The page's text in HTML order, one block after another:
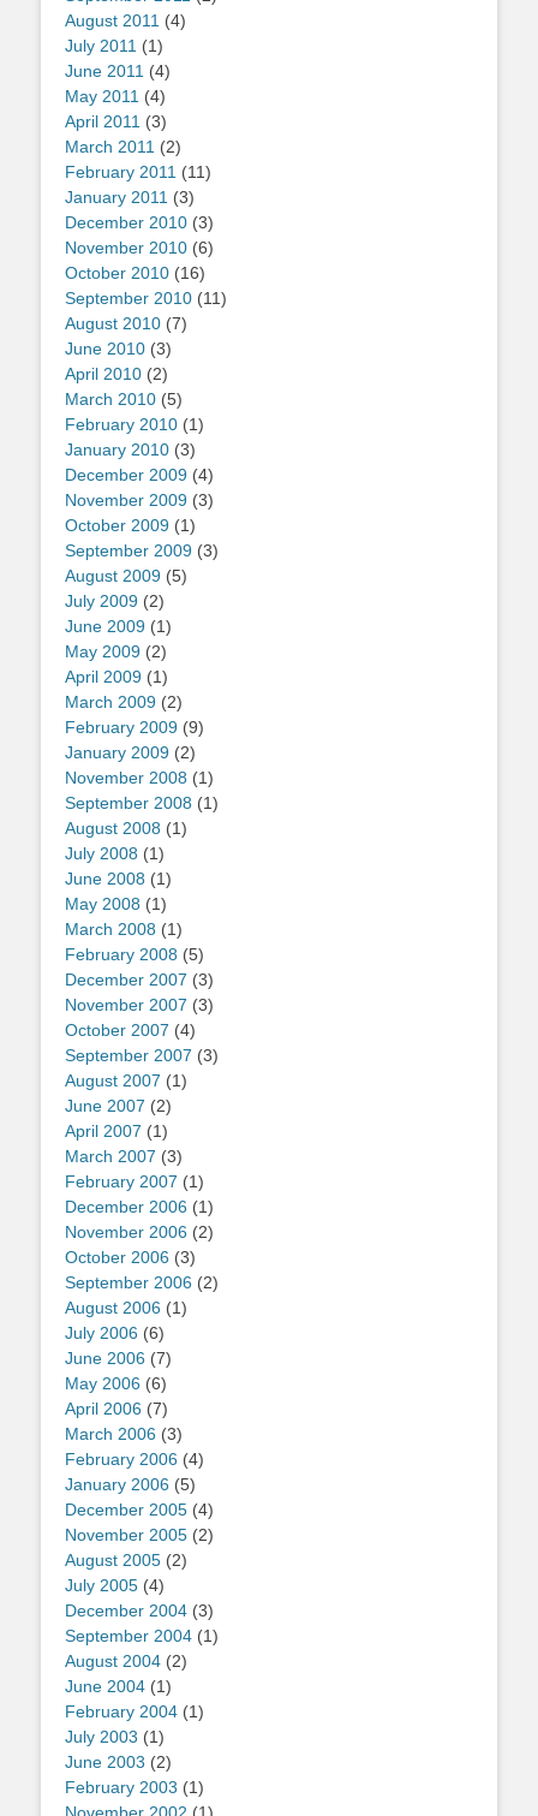
August 2011 (4)
July 2011 (1)
June 2011 (4)
May 2011 (4)
April 2011 (3)
March 2011 (2)
February 2011 (11)
January 2011 (3)
December 2010 (3)
November 2010 (6)
October 2010 (16)
September 2010 (11)
August 2010 (7)
June 2010 (3)
April 2010 (2)
March 2010 (5)
February 2010 (1)
January 2010 (3)
December 2009 (4)
November 2009 (3)
October 2009 (1)
September 2009 (3)
August 2009 (5)
July 2009 (2)
June 2009 (1)
May 2009 (2)
April 2009 (1)
March 2009 (2)
February 2009 (9)
January 2009 (2)
November 2008 (1)
September 2008 (1)
August 2008 (1)
July 2008 (1)
June 2008 (1)
May 2008 (1)
March 2008 (1)
February 2008 (5)
December 2007 (3)
November 2007 (3)
October 2007 (4)
September 2007 (3)
August 2007 (1)
June 2007 (2)
April 2007 (1)
March 2007 (3)
February 2007 (1)
December 2006 (1)
November 2006 (2)
October 2006 (3)
September 2006 (2)
August 2006 (1)
July 2006 (6)
June 2006 (7)
May 2006 (6)
April 2006 (7)
March 2006 (3)
February 2006 (4)
January 2006 (5)
December 2005 (4)
November 2005 (2)
August 2005 (2)
July 2005 (4)
December 2004 (3)
September 2004 (1)
August 2004 (2)
June 2004 (1)
February 2004 (1)
July 2003 (1)
June 2003 (2)
February 2003 (1)
November 2002 (1)